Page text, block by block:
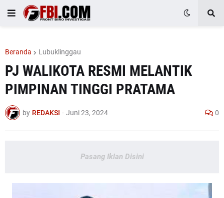
Beranda Lubuklinggau
PJ WALIKOTA RESMI MELANTIK
PIMPINAN TINGGI PRATAMA
by REDAKSI - Juni 23, 2024 0
Pasang Iklan Disini